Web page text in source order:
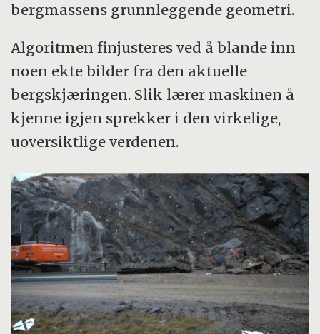
bergmassens grunnleggende geometri.
Algoritmen finjusteres ved å blande inn
noen ekte bilder fra den aktuelle
bergskjæringen. Slik lærer maskinen å
kjenne igjen sprekker i den virkelige,
uoversiktlige verdenen.